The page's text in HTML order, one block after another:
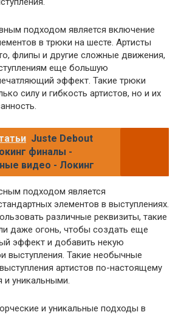
подходом является включение
в трюки на шесте. Артисты
флипы и другие сложные движения,
еще большую
эффект. Такие трюки
силу и гибкость артистов, но и их
Juste Debout
финалы -
видео - Локинг
подходом является
элементов в выступлениях.
различные реквизиты, такие
даже огонь, чтобы создать еще
эффект и добавить некую
выступления. Такие необычные
артистов по-настоящему
уникальными.
и уникальные подходы в